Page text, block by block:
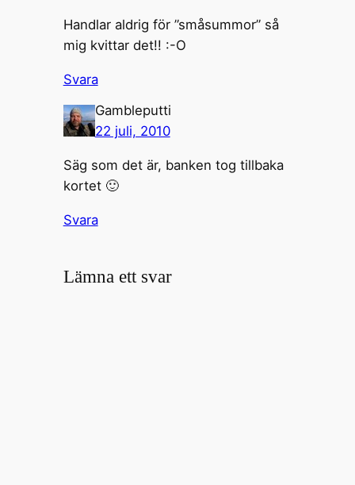
Handlar aldrig för ”småsummor” så
mig kvittar det!! :-O
Svara
Gambleputti
22 juli, 2010
Säg som det är, banken tog tillbaka
kortet 🙂
Svara
Lämna ett svar